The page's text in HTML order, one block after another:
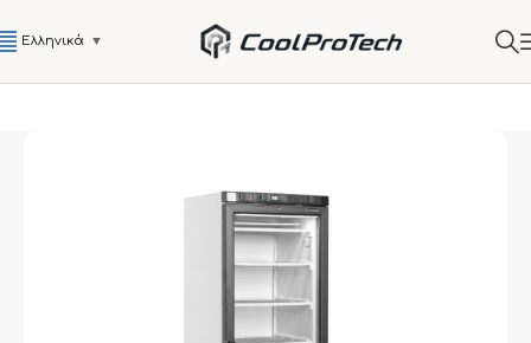
Ελληνικά ▼